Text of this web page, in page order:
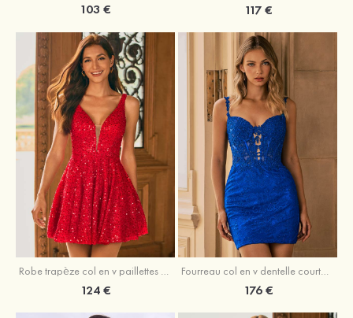
103 € 117 €
Robe trapèze col en v paillettes courte/mini robe de fête de la rentré
124 €
Fourreau col en v dentelle courte/mini robe de fête de la rentré avec perles
176 €